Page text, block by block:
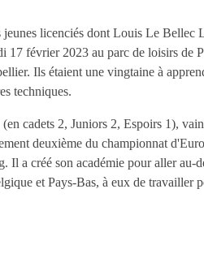
licenciés dont Louis Le Bellec
17 février 2023 au parc de loisirs de
Ils étaient une vingtaine à
techniques.
cadets 2, Juniors 2, Espoirs 1),
deuxième du championnat
a créé son académie pour aller au-
et Pays-Bas, à eux de travailler